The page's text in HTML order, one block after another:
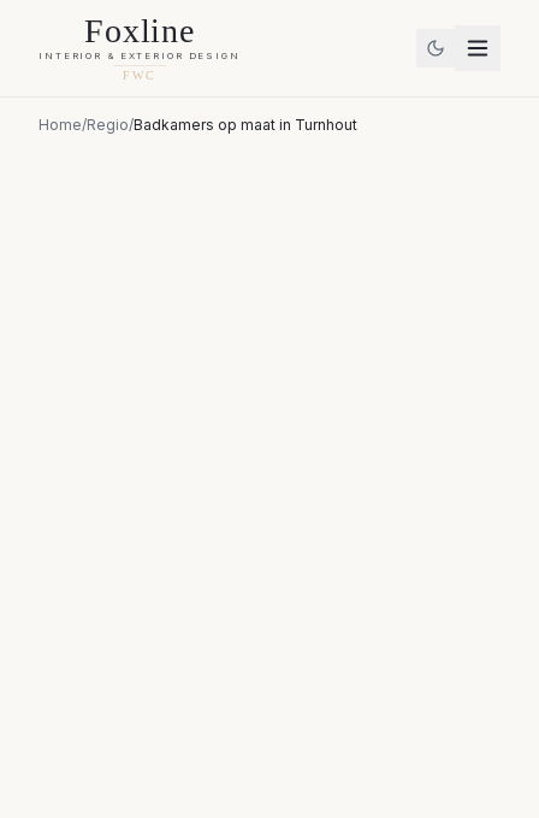
Foxline
INTERIOR & EXTERIOR DESIGN
FWC
Home/Regio/Badkamers op maat in Turnhout